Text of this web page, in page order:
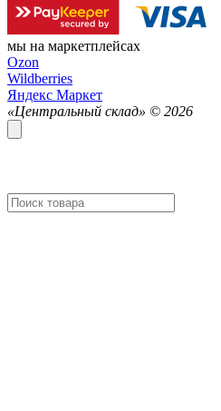
мы на маркетплейсах
Ozon
Wildberries
Яндекс Маркет
«Центральный склад» © 2026